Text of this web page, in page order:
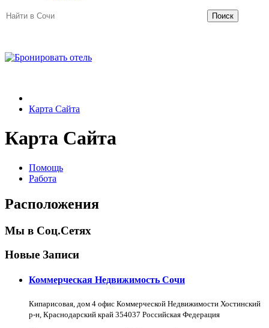
Поиск
Карта Сайта
Карта Сайта
Помощь
Работа
Расположения
Мы в Соц.Сетях
Новые Записи
Коммерческая Недвижимость Сочи
Кипарисовая, дом 4 офис Коммерческой Недвижимости Хостинский
р-н, Краснодарский край 354037 Российская Федерация